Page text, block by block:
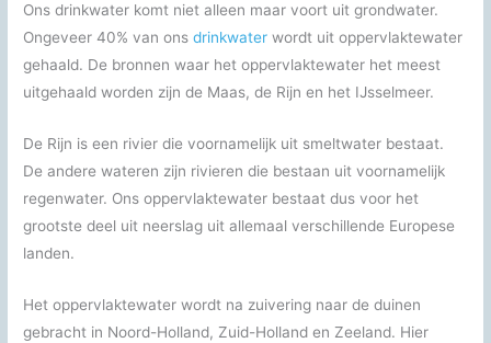
Ons drinkwater komt niet alleen maar voort uit grondwater.
Ongeveer 40% van onsdrinkwater wordt uit oppervlaktewater
gehaald. De bronnen waar het oppervlaktewater het meest
uitgehaald worden zijn de Maas, de Rijn en het IJsselmeer.
De Rijn is een rivier die voornamelijk uit smeltwater bestaat.
De andere wateren zijn rivieren die bestaan uit voornamelijk
regenwater. Ons oppervlaktewater bestaat dus voor het
grootste deel uit neerslag uit allemaal verschillende Europese
landen.
Het oppervlaktewater wordt na zuivering naar de duinen
gebracht in Noord-Holland, Zuid-Holland en Zeeland. Hier